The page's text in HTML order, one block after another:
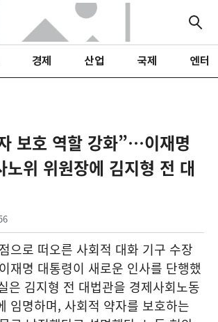
경제 산업 국제 엔터
보호 역할 강화”…이재명
노위 위원장에 김지형 전 대
으로 떠오른 사회적 대화 기구 수장
재명 대통령이 새로운 인사를 단행했
은 김지형 전 대법관을 경제사회노동
임명하며, 사회적 약자를 보호하는